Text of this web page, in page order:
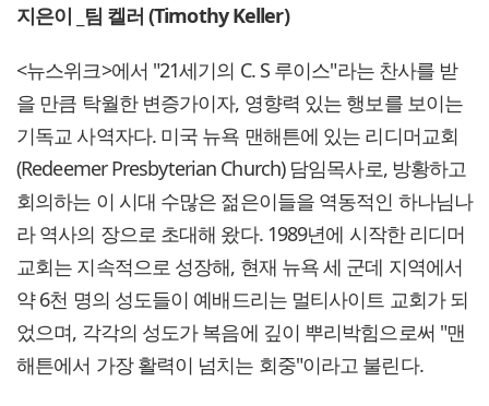
지은이 팀 켈러 (Timothy Keller)
<뉴스위크>에서 "21세기의 C. S 루이스"라는 찬사를 받
을 만큼 탁월한 변증가이자, 영향력 있는 행보를 보이는
기독교 사역자다. 미국 뉴욕 맨해튼에 있는 리디머교회
(Redeemer Presbyterian Church) 담임목사로, 방황하고
회의하는 이 시대 수많은 젊은이들을 역동적인 하나님나
라 역사의 장으로 초대해 왔다. 1989년에 시작한 리디머
교회는 지속적으로 성장해, 현재 뉴욕 세 군데 지역에서
약 6천 명의 성도들이 예배드리는 멀티사이트 교회가 되
었으며, 각각의 성도가 복음에 깊이 뿌리박힘으로써 "맨
해튼에서 가장 활력이 넘치는 회중"이라고 불린다.